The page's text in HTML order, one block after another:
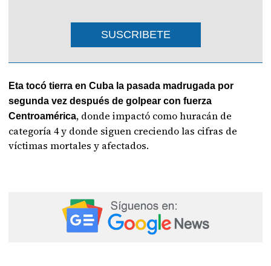
SUSCRIBETE
Eta tocó tierra en Cuba la pasada madrugada por
segunda vez después de golpear con fuerza
Centroamérica, donde impactó como huracán de
categoría 4 y donde siguen creciendo las cifras de
víctimas mortales y afectados.